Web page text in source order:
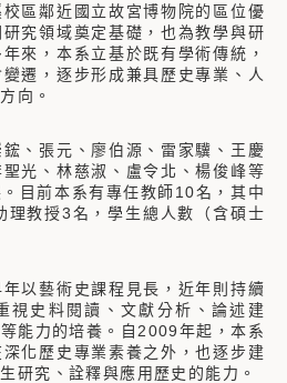
區鄰近國立故宮博物院的區位優
究領域奠定基礎，也為教學與研
來，本系立基於既有學術傳統，
遷，逐步形成兼具歷史專業、人
向。
、張元、廖伯源、雷家驥、王慶
光、林慈淑、盧令北、楊俊峰等
目前本系有專任教師10名，其中
理教授3名，學生總人數（含碩士
以藝術史課程見長，近年則持續
視史料閱讀、文獻分析、論述建
能力的培養。自2009年起，本系
化歷史專業素養之外，也逐步建
研究、詮釋與應用歷史的能力。